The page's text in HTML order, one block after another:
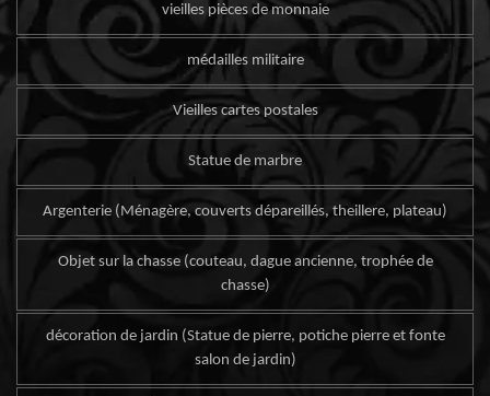
vieilles pièces de monnaie
médailles militaire
Vieilles cartes postales
Statue de marbre
Argenterie (Ménagère, couverts dépareillés, theillere, plateau)
Objet sur la chasse (couteau, dague ancienne, trophée de
chasse)
décoration de jardin (Statue de pierre, potiche pierre et fonte
salon de jardin)